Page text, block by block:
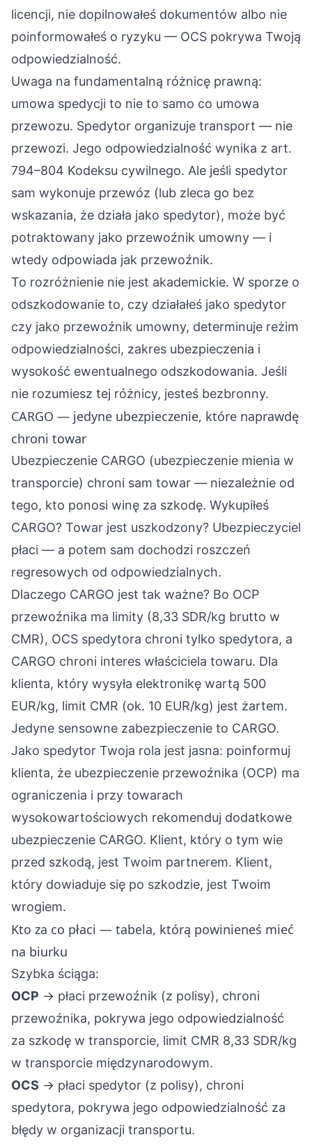
licencji, nie dopilnowałeś dokumentów albo nie
poinformowałeś o ryzyku — OCS pokrywa Twoją
odpowiedzialność.
Uwaga na fundamentalną różnicę prawną:
umowa spedycji to nie to samo co umowa
przewozu. Spedytor organizuje transport — nie
przewozi. Jego odpowiedzialność wynika z art.
794–804 Kodeksu cywilnego. Ale jeśli spedytor
sam wykonuje przewóz (lub zleca go bez
wskazania, że działa jako spedytor), może być
potraktowany jako przewoźnik umowny — i
wtedy odpowiada jak przewoźnik.
To rozróżnienie nie jest akademickie. W sporze o
odszkodowanie to, czy działałeś jako spedytor
czy jako przewoźnik umowny, determinuje reżim
odpowiedzialności, zakres ubezpieczenia i
wysokość ewentualnego odszkodowania. Jeśli
nie rozumiesz tej różnicy, jesteś bezbronny.
CARGO — jedyne ubezpieczenie, które naprawdę
chroni towar
Ubezpieczenie CARGO (ubezpieczenie mienia w
transporcie) chroni sam towar — niezależnie od
tego, kto ponosi winę za szkodę. Wykupiłeś
CARGO? Towar jest uszkodzony? Ubezpieczyciel
płaci — a potem sam dochodzi roszczeń
regresowych od odpowiedzialnych.
Dlaczego CARGO jest tak ważne? Bo OCP
przewoźnika ma limity (8,33 SDR/kg brutto w
CMR), OCS spedytora chroni tylko spedytora, a
CARGO chroni interes właściciela towaru. Dla
klienta, który wysyła elektronikę wartą 500
EUR/kg, limit CMR (ok. 10 EUR/kg) jest żartem.
Jedyne sensowne zabezpieczenie to CARGO.
Jako spedytor Twoja rola jest jasna: poinformuj
klienta, że ubezpieczenie przewoźnika (OCP) ma
ograniczenia i przy towarach
wysokowartościowych rekomenduj dodatkowe
ubezpieczenie CARGO. Klient, który o tym wie
przed szkodą, jest Twoim partnerem. Klient,
który dowiaduje się po szkodzie, jest Twoim
wrogiem.
Kto za co płaci — tabela, którą powinieneś mieć
na biurku
Szybka ściąga:
OCP → płaci przewoźnik (z polisy), chroni
przewoźnika, pokrywa jego odpowiedzialność
za szkodę w transporcie, limit CMR 8,33 SDR/kg
w transporcie międzynarodowym.
OCS → płaci spedytor (z polisy), chroni
spedytora, pokrywa jego odpowiedzialność za
błędy w organizacji transportu.